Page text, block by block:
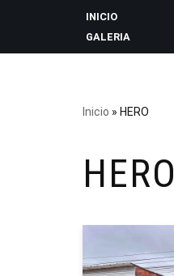
INICIO
GALERIA
Inicio » HERO
HERO